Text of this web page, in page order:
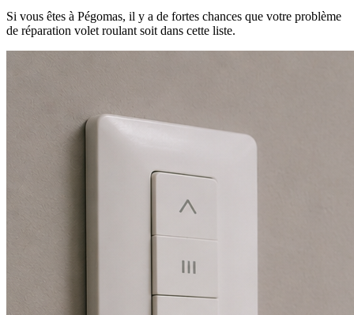
Si vous êtes à Pégomas, il y a de fortes chances que votre problème
de réparation volet roulant soit dans cette liste.